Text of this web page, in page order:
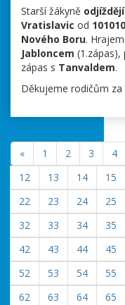
Starší žákyně odjíždějí
Vratislavic od 101010
Nového Boru.
Jabloncem (1.zápas),
zápas s Tanvaldem.
Děkujeme rodičům za
« 1 2 3 4
12
13 14 15
22
23 24 25
32
33 34 35
42
43 44 45
52
53 54 55
62
63 64 65